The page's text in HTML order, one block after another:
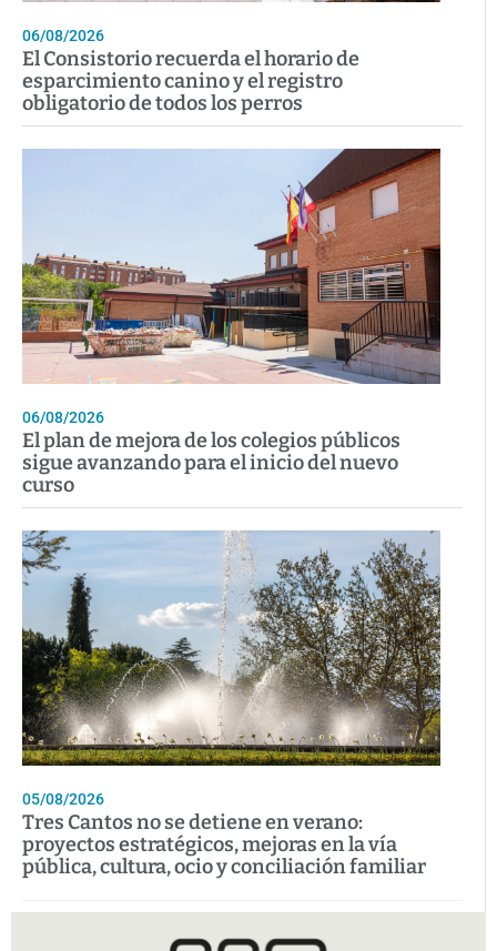
06/08/2026
El Consistorio recuerda el horario de
esparcimiento canino y el registro
obligatorio de todos los perros
06/08/2026
El plan de mejora de los colegios públicos
sigue avanzando para el inicio del nuevo
curso
05/08/2026
Tres Cantos no se detiene en verano:
proyectos estratégicos, mejoras en la vía
pública, cultura, ocio y conciliación familiar